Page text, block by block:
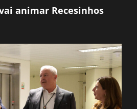
animar Recesinhos